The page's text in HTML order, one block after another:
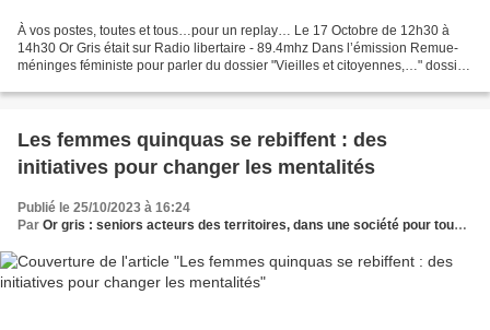
À vos postes, toutes et tous…pour un replay… Le 17 Octobre de 12h30 à
14h30 Or Gris était sur Radio libertaire - 89.4mhz Dans l’émission Remue-
méninges féministe pour parler du dossier "Vieilles et citoyennes,…" dossier
Les femmes quinquas se rebiffent : des
initiatives pour changer les mentalités
Publié le 25/10/2023 à 16:24
Par Or gris : seniors acteurs des territoires, dans une société pour tous les âges